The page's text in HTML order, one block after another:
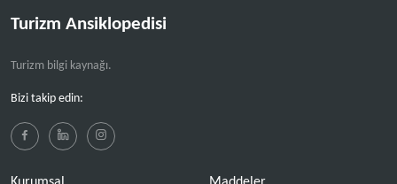
Turizm Ansiklopedisi
Turizm bilgi kaynağı.
Bizi takip edin: